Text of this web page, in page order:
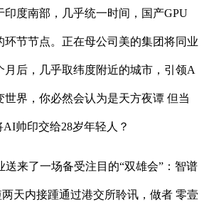
度南部，几乎统一时间，国产GPU
环节节点。正在母公司美的集团将同业
月后，几乎取纬度附近的城市，引领A
世界，你必然会认为是天方夜谭 但当
AI帅印交给28岁年轻人？
来了一场备受注目的“双雄会”：智谱
天内接踵通过港交所聆讯，做者 零壹